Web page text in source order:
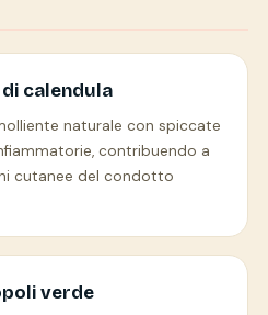
calendula
naturale con spiccate
contribuendo a
cutanee del condotto
verde